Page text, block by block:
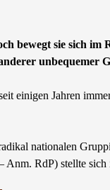
bewegt sie sich
unbequemer
einigen Jahren
nationalen
Anm. RdP) stellte sich